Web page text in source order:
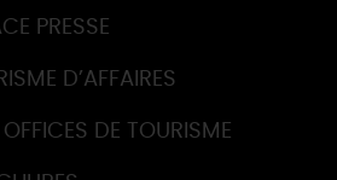
PRESSE
D’AFFAIRES
DE TOURISME